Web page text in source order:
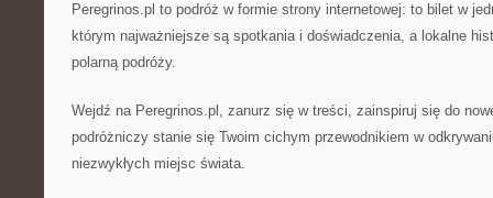
Peregrinos.pl to podróż w formie strony internetowej: to bilet w
którym najważniejsze są spotkania i doświadczenia, a lokalne
polarną podróży.
Wejdź na Peregrinos.pl, zanurz się w treści, zainspiruj się do
podróżniczy stanie się Twoim cichym przewodnikiem w
niezwykłych miejsc świata.